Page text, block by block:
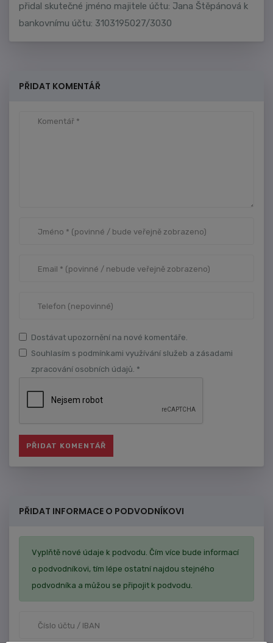
přidal skutečné jméno majitele účtu: Jana Štěpánová k
bankovnímu účtu: 3103195027/3030
PŘIDAT KOMENTÁŘ
Dostávat upozornění na nové komentáře.
Souhlasím s podmínkami využívání služeb a zásadami
zpracování osobních údajů. *
PŘIDAT INFORMACE O PODVODNÍKOVI
Vyplňtě nové údaje k podvodu. Čím více bude informací
o podvodníkovi, tím lépe ostatní najdou stejného
podvodníka a můžou se připojit k podvodu.